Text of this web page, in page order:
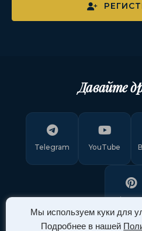
Мы используем куки для
Подробнее в нашей
Давайте
Telegram YouTube